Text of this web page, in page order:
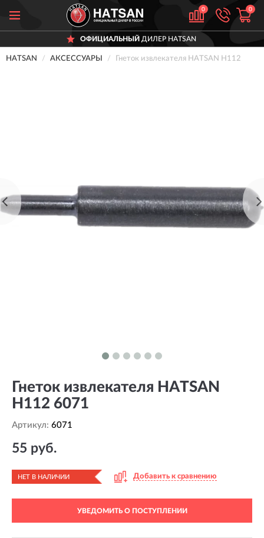
0 0
ОФИЦИАЛЬНЫЙ ДИЛЕР HATSAN
HATSAN АКСЕССУАРЫ Гнеток извлекателя HATSAN H112
Гнеток извлекателя HATSAN
H112 6071
Артикул: 6071
55 руб.
НЕТ В НАЛИЧИИ Добавить к сравнению
УВЕДОМИТЬ О ПОСТУПЛЕНИИ